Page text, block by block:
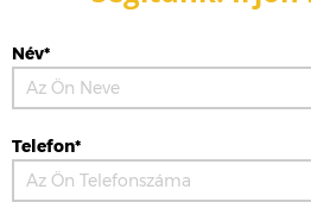
Név*
Telefon*